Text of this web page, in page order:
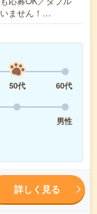
ません！…
50代
60代
男性
詳しく見る